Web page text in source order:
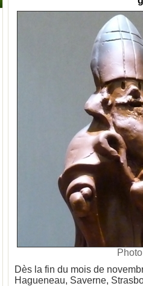
Dès la fin du mois de
Hagueneau, Saverne,